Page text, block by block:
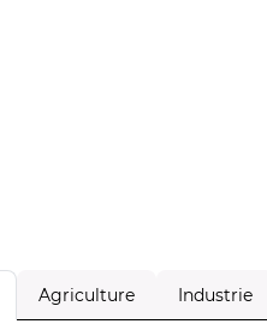
Agriculture Industrie